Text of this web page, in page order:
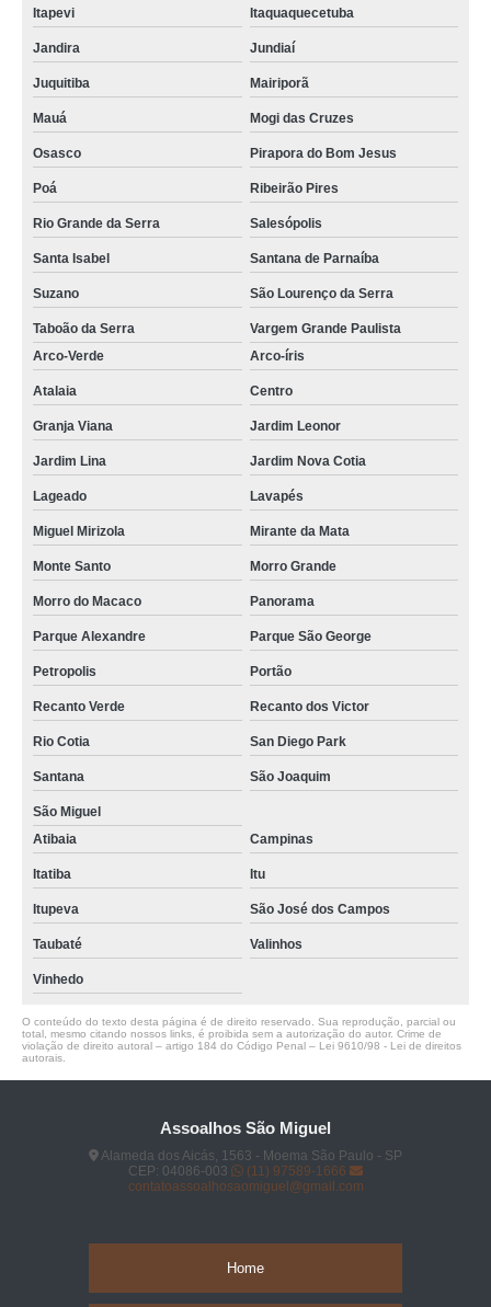
Itapevi Itaquaquecetuba
Jandira Jundiaí
Juquitiba Mairiporã
Mauá Mogi das Cruzes
Osasco Pirapora do Bom Jesus
Poá Ribeirão Pires
Rio Grande da Serra Salesópolis
Santa Isabel Santana de Parnaíba
Suzano São Lourenço da Serra
Taboão da Serra
Vargem Grande Paulista
Arco-Verde
Arco-íris
Atalaia Centro
Granja Viana Jardim Leonor
Jardim Lina Jardim Nova Cotia
Lageado Lavapés
Miguel Mirizola Mirante da Mata
Monte Santo Morro Grande
Morro do Macaco Panorama
Parque Alexandre Parque São George
Petropolis Portão
Recanto Verde Recanto dos Victor
Rio Cotia San Diego Park
Santana São Joaquim
São Miguel
Atibaia
Campinas
Itatiba Itu
Itupeva São José dos Campos
Taubaté Valinhos
Vinhedo
O conteúdo do texto desta página é de direito reservado. Sua reprodução, parcial ou
total, mesmo citando nossos links, é proibida sem a autorização do autor. Crime de
violação de direito autoral – artigo 184 do Código Penal – Lei 9610/98 - Lei de direitos
autorais
Assoalhos São Miguel
Alameda dos Aicás, 1563 - Moema São Paulo - SP
CEP: 04086-003
(11) 97589-1666
contatoassoalhosaomiguel@gmail.com
Home